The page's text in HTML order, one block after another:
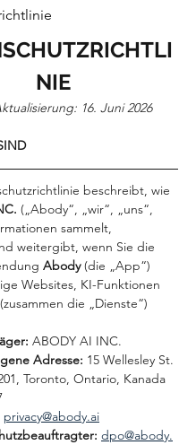
NIE
16. Juni 2026
beschreibt, wie
(„Abody“, „wir“, „uns“,
sammelt,
weitergibt, wenn Sie die
Abody (die „App“)
Websites, KI-Funktionen
die „Dienste“)
ABODY AI INC.
Adresse: 15 Wellesley St.
Toronto, Ontario, Kanada
privacy@abody.ai
dpo@abody.